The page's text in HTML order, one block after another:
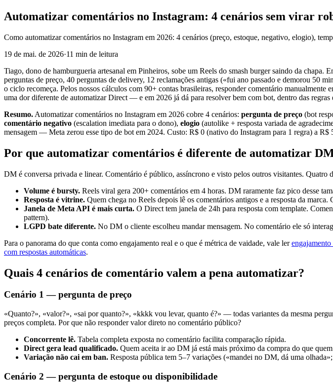
Automatizar comentários no Instagram: 4 cenários sem virar
Como automatizar comentários no Instagram em 2026: 4 cenários (preço, estoque, negativo, elogio),
19 de mai. de 2026·11 min de leitura
Tiago, dono de hamburgueria artesanal em Pinheiros, sobe um Reels do smash burger saindo da
perguntas de preço, 40 perguntas de delivery, 12 reclamações antigas («fui ano passado e demorou 50
o ciclo recomeça. Pelos nossos cálculos com 90+ contas brasileiras, responder comentário
uma dor diferente de automatizar Direct — e em 2026 já dá para resolver bem com bot, dentro das
Resumo. Automatizar comentários no Instagram em 2026 cobre 4 cenários: pergunta de preço (bot
comentário negativo (escalation imediata para o dono), elogio (autolike + resposta variada de
mensagem — Meta zerou esse tipo de bot em 2024. Custo: R$ 0 (nativo do Instagram para 1 regra) a
Por que automatizar comentários é diferente de automatizar
DM é conversa privada e linear. Comentário é público, assíncrono e visto pelos outros visitantes. Quatro
Volume é bursty. Reels viral gera 200+ comentários em 4 horas. DM raramente faz pico desse
Resposta é vitrine. Quem chega no Reels depois lê os comentários antigos e a resposta da
Janela de Meta API é mais curta. O Direct tem janela de 24h para resposta com template.
pattern).
LGPD bate diferente. No DM o cliente escolheu mandar mensagem. No comentário ele só
Para o panorama do que conta como engajamento real e o que é métrica de vaidade, vale ler engajamento
com respostas automáticas.
Quais 4 cenários de comentário valem a pena automatizar?
Cenário 1 — pergunta de preço
«Quanto?», «valor?», «sai por quanto?», «kkkk vou levar, quanto é?» — todas variantes da mesma
preços completa. Por que não responder valor direto no comentário público?
Concorrente lê. Tabela completa exposta no comentário facilita comparação rápida.
Direct gera lead qualificado. Quem aceita ir ao DM já está mais próximo da compra do que
Variação não cai em ban. Resposta pública tem 5–7 variações («mandei no DM, dá uma
Cenário 2 — pergunta de estoque ou disponibilidade